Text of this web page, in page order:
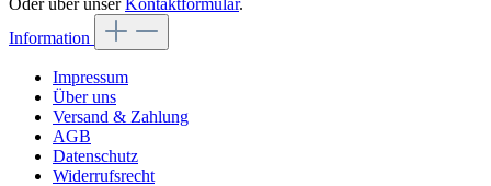
Oder über unser Kontaktformular.
Information
Impressum
Über uns
Versand & Zahlung
AGB
Datenschutz
Widerrufsrecht